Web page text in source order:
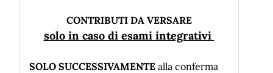
CONTRIBUTI DA VERSARE
solo in caso di esami integrativi
SOLO SUCCESSIVAMENTE alla conferma